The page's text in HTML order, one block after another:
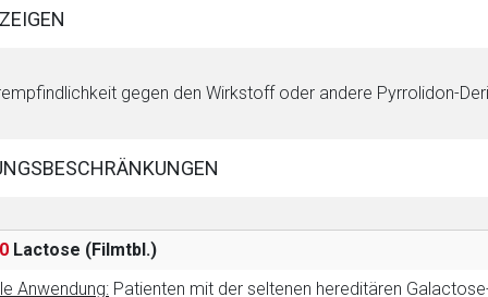
gegen den Wirkstoff oder andere Pyrrolidon-
Lactose (Filmtbl.)
Anwendung: Patienten mit der seltenen hereditären
Seite
Link öffnet eine externe Web-Seite. Für die Inhalte der
Ebenso gelten dort ggf. andere Datenschutzbestimmungen.